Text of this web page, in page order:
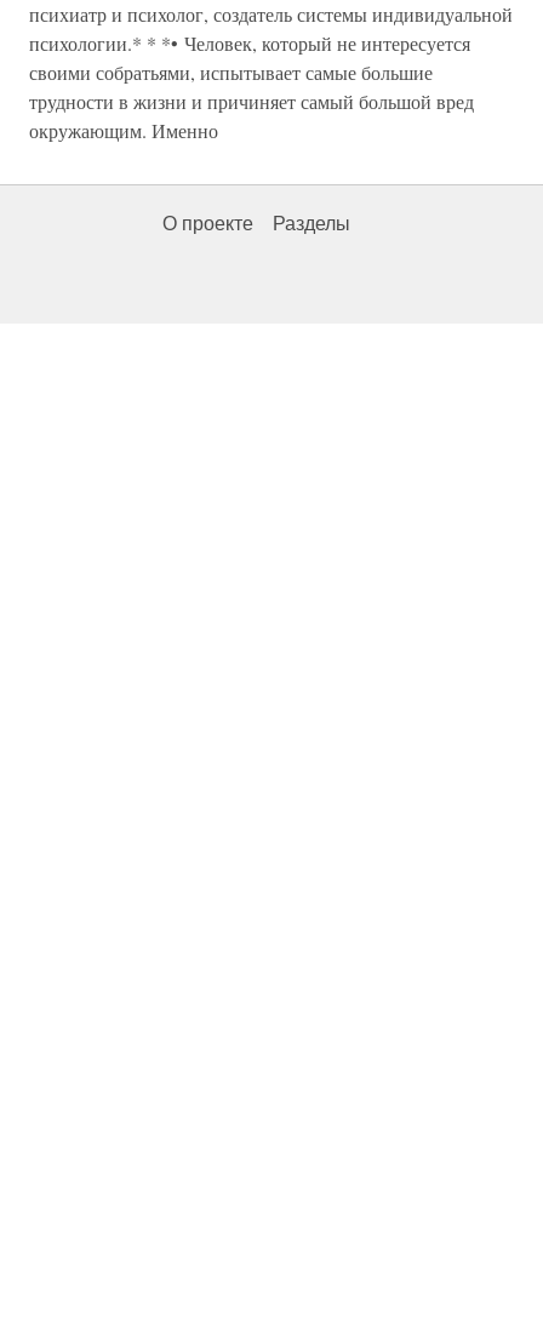
психиатр и психолог, создатель системы индивидуальной
психологии.* * *• Человек, который не интересуется
своими собратьями, испытывает самые большие
трудности в жизни и причиняет самый большой вред
окружающим. Именно
О проекте Разделы